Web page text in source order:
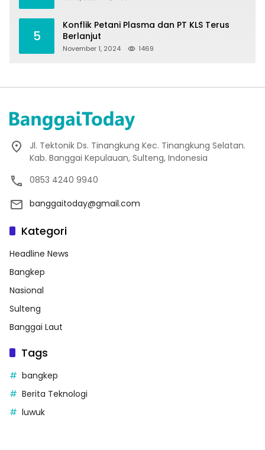
5
Konflik Petani Plasma dan PT KLS Terus
Berlanjut
November 1, 2024 1469
Jl. Tektonik Ds. Tinangkung Kec. Tinangkung Selatan.
Kab. Banggai Kepulauan, Sulteng, Indonesia
0853 4240 9940
banggaitoday@gmail.com
Kategori
Headline News
Bangkep
Nasional
Sulteng
Banggai Laut
Tags
bangkep
Berita Teknologi
luwuk